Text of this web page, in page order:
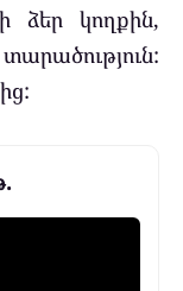
ձեր կողքին,